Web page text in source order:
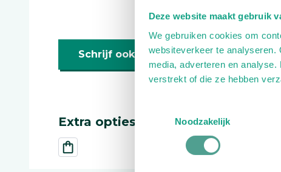
Deze website maakt gebruik
We gebruiken cookies om
websiteverkeer te analyseren.
media, adverteren en
verstrekt of die ze hebben
Noodzakelijk
Schrijf ook een review
Extra opties